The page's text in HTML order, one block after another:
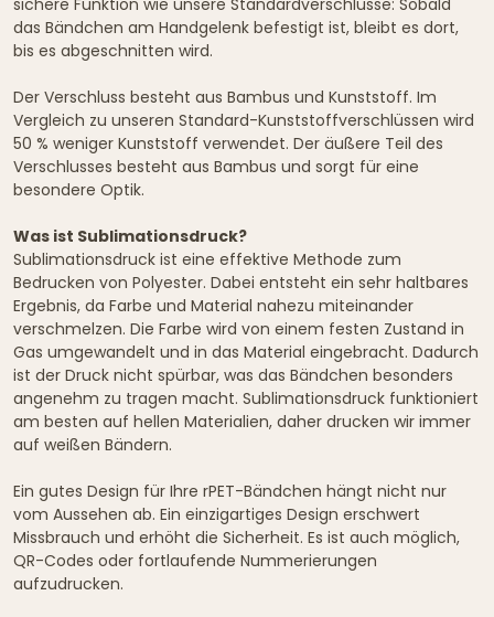
das Bändchen am Handgelenk befestigt ist, bleibt es dort,
bis es abgeschnitten wird.
Der Verschluss besteht aus Bambus und Kunststoff. Im
Vergleich zu unseren Standard-Kunststoffverschlüssen wird
50 % weniger Kunststoff verwendet. Der äußere Teil des
Verschlusses besteht aus Bambus und sorgt für eine
besondere Optik.
Was ist Sublimationsdruck?
Sublimationsdruck ist eine effektive Methode zum
Bedrucken von Polyester. Dabei entsteht ein sehr haltbares
Ergebnis, da Farbe und Material nahezu miteinander
verschmelzen. Die Farbe wird von einem festen Zustand in
Gas umgewandelt und in das Material eingebracht. Dadurch
ist der Druck nicht spürbar, was das Bändchen besonders
angenehm zu tragen macht. Sublimationsdruck funktioniert
am besten auf hellen Materialien, daher drucken wir immer
auf weißen Bändern.
Ein gutes Design für Ihre rPET-Bändchen hängt nicht nur
vom Aussehen ab. Ein einzigartiges Design erschwert
Missbrauch und erhöht die Sicherheit. Es ist auch möglich,
QR-Codes oder fortlaufende Nummerierungen
aufzudrucken.